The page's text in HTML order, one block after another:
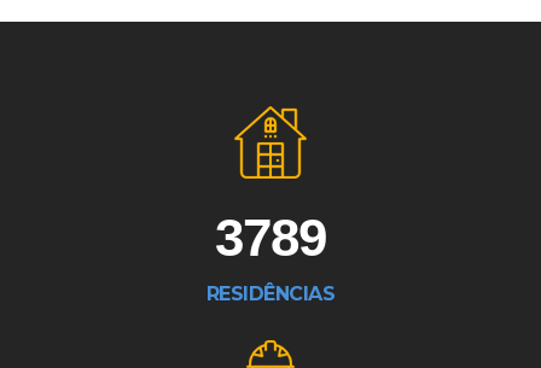
3789
RESIDÊNCIAS